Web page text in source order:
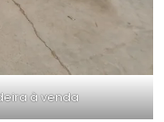
à venda